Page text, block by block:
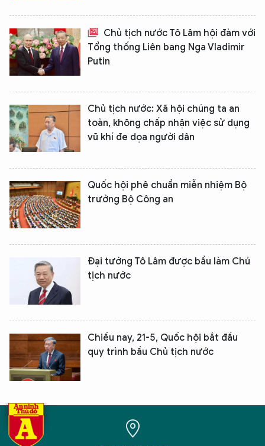
Chủ tịch nước Tô Lâm hội đàm với
Tổng thống Liên bang Nga Vladimir
Putin
Chủ tịch nước: Xã hội chúng ta an
toàn, không chấp nhận việc sử dụng
vũ khí đe dọa người dân
Quốc hội phê chuẩn miễn nhiệm Bộ
trưởng Bộ Công an
Đại tướng Tô Lâm được bầu làm Chủ
tịch nước
Chiều nay, 21-5, Quốc hội bắt đầu
quy trình bầu Chủ tịch nước